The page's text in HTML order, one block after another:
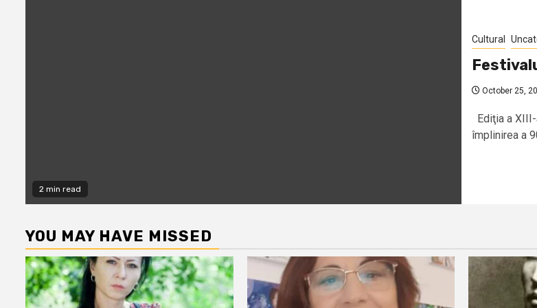
2 min read
Cultural
October 25,
Ediţia a
împlinirea a
YOU MAY HAVE MISSED